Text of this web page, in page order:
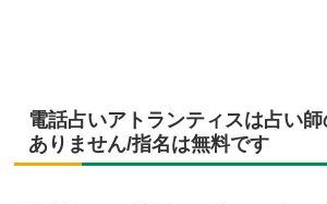
電話占いアトランティスは占い
ありません/指名は無料です